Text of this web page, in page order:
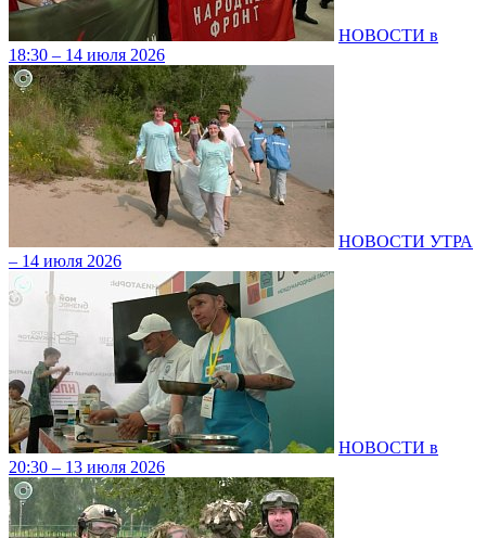
НОВОСТИ в
18:30 – 14 июля 2026
НОВОСТИ УТРА
– 14 июля 2026
НОВОСТИ в
20:30 – 13 июля 2026